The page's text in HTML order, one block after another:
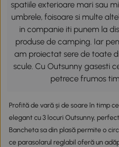
spatiile exterioare mari sau
umbrele, foisoare si multe
in companie iti punem la
produse de camping. Iar
am proiectat sere de toate
scule. Cu Outsunny gasesti
petrece frumos
Profită de vară și de soare în timp
elegant cu 3 locuri Outsunny,
Bancheta sa din plasă permite o
ce parasolarul reglabil oferă un